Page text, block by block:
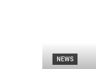
NEWS